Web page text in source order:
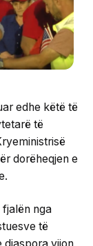
edhe këtë të
të
dorëheqjen e
nga
të
diaspora vijon